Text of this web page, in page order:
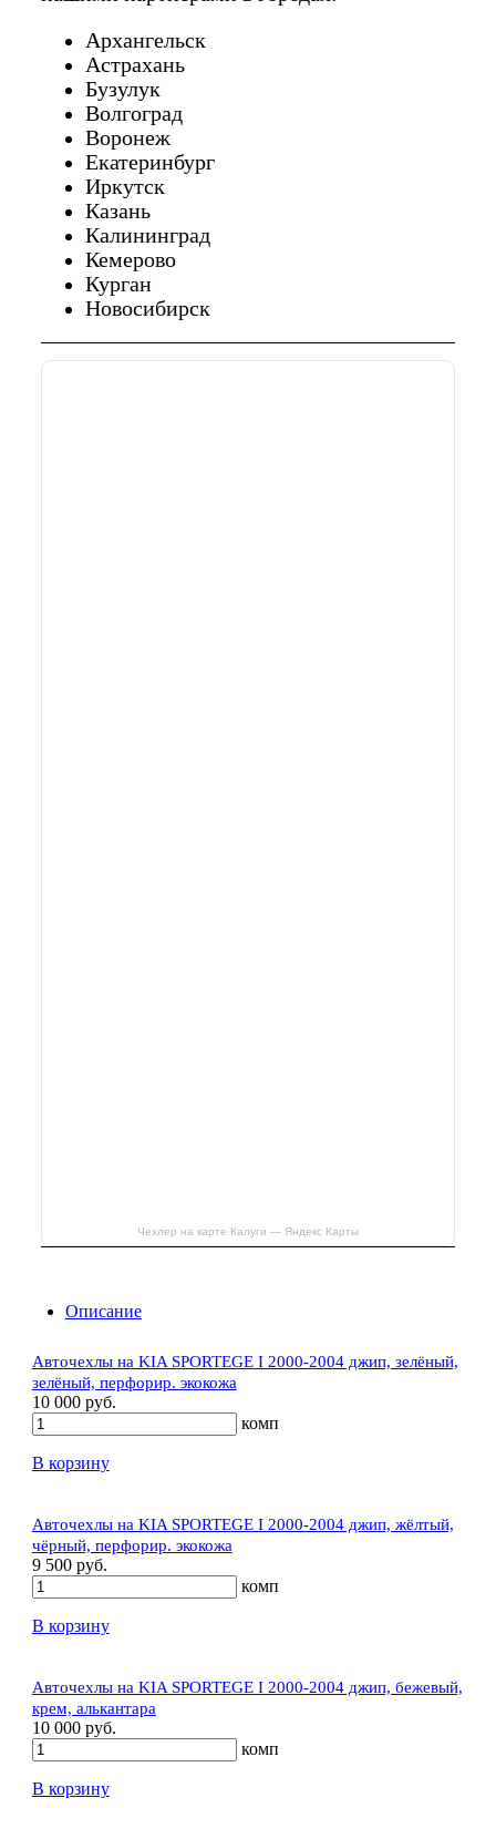
Архангельск
Астрахань
Бузулук
Волгоград
Воронеж
Екатеринбург
Иркутск
Казань
Калининград
Кемерово
Курган
Новосибирск
Чехлер на карте Калуги — Яндекс Карты
Описание
Авточехлы на KIA SPORTEGE I 2000-2004 джип, зелёный,
зелёный, перфорир. экокожа
10 000 руб.
комп
В корзину
Авточехлы на KIA SPORTEGE I 2000-2004 джип, жёлтый,
чёрный, перфорир. экокожа
9 500 руб.
комп
В корзину
Авточехлы на KIA SPORTEGE I 2000-2004 джип, бежевый,
крем, алькантара
10 000 руб.
комп
В корзину